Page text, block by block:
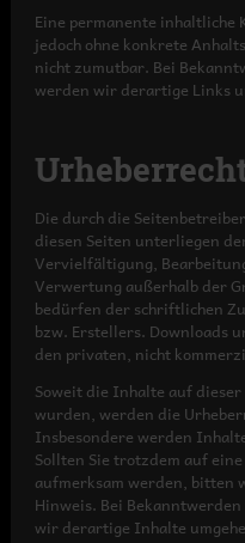
Eine permanente
jedoch ohne konkrete
nicht zumutbar. Bei
werden wir derartige Links
Die durch die
diesen Seiten unterliegen
Vervielfältigung,
Verwertung außerhalb der
bedürfen der schriftlichen
bzw. Erstellers. Downloads
den privaten, nicht
Soweit die Inhalte auf
wurden, werden die
Insbesondere werden
Sollten Sie trotzdem auf
aufmerksam werden, bitten
Hinweis. Bei
wir derartige Inhalte